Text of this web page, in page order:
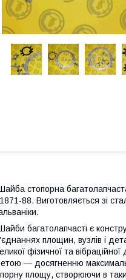
стопорна
88. Виготовляється зі
багатолапчасті є
площин, вузлів і
фізичної та
— досягненню
площу, створюючи в